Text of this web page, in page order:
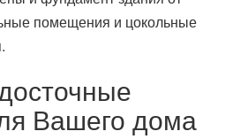
помещения и цокольные
Вашего дома